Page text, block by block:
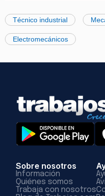
Técnico industrial
Electromecánicos
Sobre nosotros
Información
Quiénes somos
Trabaja con nosotros